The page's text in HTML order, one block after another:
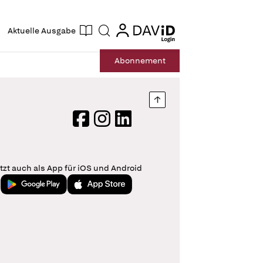
Aktuelle Ausgabe Suche login
login
Abonnement
Nach oben springen
FacebookInstagram
LinkedIn
auch als App für iOS und Android
Jetzt bei Google PlayLaden im App Store